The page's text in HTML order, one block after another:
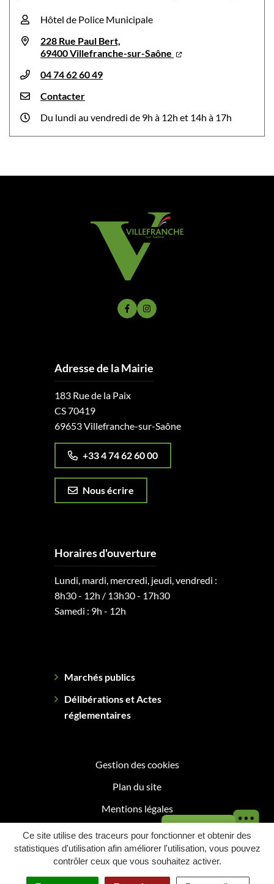
Ce site utilise des traceurs pour fonctionner et obtenir des
statistiques d'utilisation afin améliorer l'utilisation, vous pouvez
contrôler ceux que vous souhaitez activer.
Hôtel de Police Municipale
228 Rue Paul Bert,
69400 Villefranche-sur-Saône
04 74 62 60 49
Contacter
Du lundi au vendredi de 9h à 12h et 14h à 17h
Lien vers le compte Facebook
Lien vers le compte Instagram
Adresse de la Mairie
183 Rue de la Paix
CS 70419
69653 Villefranche-sur-Saône
+33 4 74 62 60 00
Nous écrire
Horaires d'ouverture
Lundi, mardi, mercredi, jeudi, vendredi :
8h30 - 12h / 13h30 - 17h30
Samedi : 9h - 12h
Marchés publics
Délibérations et Actes
réglementaires
Gestion des cookies
Plan du site
Mentions légales
Politique de confidentialité
Accessibilité : Partiellement conforme
Besoin d'aide ?